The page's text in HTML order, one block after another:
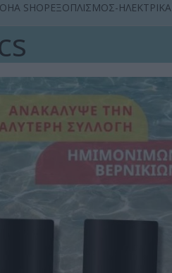
SHOPΕΞΟΠΛΙΣΜΟΣ-ΗΛΕΚΤΡΙΚΑ